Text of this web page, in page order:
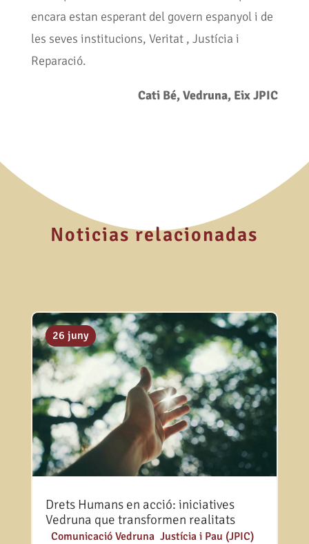
encara estan esperant del govern espanyol i de
les seves institucions, Veritat , Justícia i
Reparació.
Cati Bé, Vedruna, Eix JPIC
Noticias relacionadas
Drets Humans en acció: iniciatives
Vedruna que transformen realitats
10 des.
Comunicació Vedruna, Justícia i Pau (JPIC)
26 nov.
26 juny